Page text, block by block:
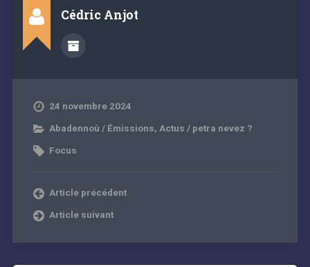
Cédric Anjot
24 novembre 2024
Abadennoù / Émissions, Actus / petra nevez ?
Focus
Article précédent
Article suivant